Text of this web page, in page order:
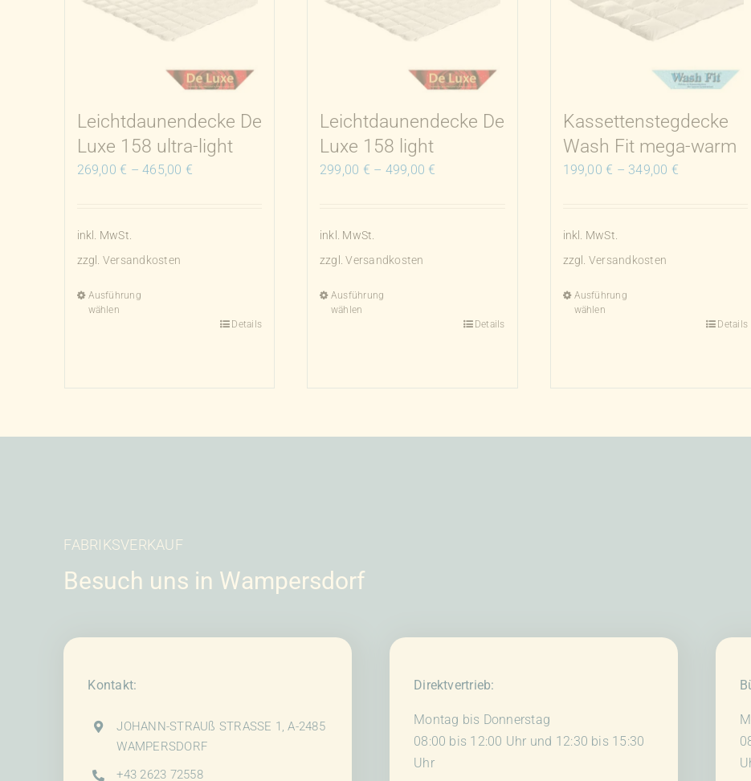
Leichtdaunendecke De
Luxe 158 ultra-light
269,00€ –465,00 €
inkl. MwSt.
zzgl. Versandkosten
Ausführung
wählen
mehrere
auf.
der
gewählt
Details
Leichtdaunendecke De
Luxe 158 light
299,00 € – 499,00€
inkl. MwSt.
zzgl.Versandkosten
Ausführung
wählen
mehrere
auf.
gewählt
Details
Kassettenstegdecke
Wash Fit mega-warm
199,00€ – 349,00 €
inkl. MwSt.
zzgl. Versandkosten
Ausführung
wählen
mehrere
auf.
Details
FABRIKSVERKAUF
Besuch uns in Wampersdorf
Kontakt:
JOHANN-STRAUß STRASSE 1, A-2485
WAMPERSDORF
+43 2623 72558
Direktvertrieb:
Montag bis Donnerstag
08:00 bis 12:00 Uhr und 12:30 bis 15:30
Uhr